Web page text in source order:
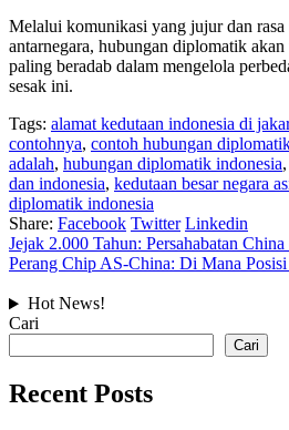
Melalui komunikasi yang jujur dan
antarnegara, hubungan diplomatik
paling beradab dalam mengelola
sesak ini.
Tags: alamat kedutaan indonesia di
contohnya, contoh hubungan
adalah, hubungan diplomatik indonesia,
dan indonesia, kedutaan besar negara
diplomatik indonesia
Share: Facebook Twitter Linkedin
Jejak 2.000 Tahun: Persahabatan
Perang Chip AS-China: Di Mana
Hot News!
Cari
Cari
Recent Posts